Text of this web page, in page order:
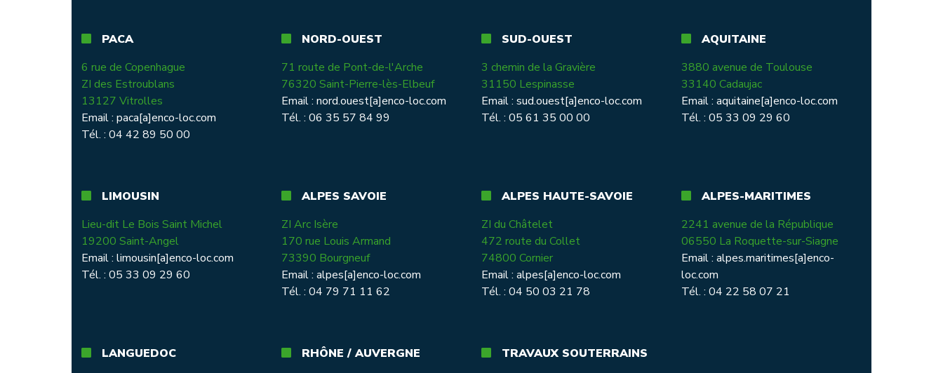
PACA
6 rue de Copenhague
ZI des Estroublans
13127 Vitrolles
Email : paca[a]enco-loc.com
Tél. : 04 42 89 50 00
NORD-OUEST
71 route de Pont-de-l'Arche
76320 Saint-Pierre-lès-Elbeuf
Email : nord.ouest[a]enco-loc.com
Tél. : 06 35 57 84 99
SUD-OUEST
3 chemin de la Gravière
31150 Lespinasse
Email : sud.ouest[a]enco-loc.com
Tél. : 05 61 35 00 00
AQUITAINE
3880 avenue de Toulouse
33140 Cadaujac
Email : aquitaine[a]enco-loc.com
Tél. : 05 33 09 29 60
LIMOUSIN
Lieu-dit Le Bois Saint Michel
19200 Saint-Angel
Email : limousin[a]enco-loc.com
Tél. : 05 33 09 29 60
ALPES SAVOIE
ZI Arc Isère
170 rue Louis Armand
73390 Bourgneuf
Email : alpes[a]enco-loc.com
Tél. : 04 79 71 11 62
ALPES HAUTE-SAVOIE
ZI du Châtelet
472 route du Collet
74800 Cornier
Email : alpes[a]enco-loc.com
Tél. : 04 50 03 21 78
ALPES-MARITIMES
2241 avenue de la République
06550 La Roquette-sur-Siagne
Email : alpes.maritimes[a]enco-
loc.com
Tél. : 04 22 58 07 21
LANGUEDOC
RHÔNE / AUVERGNE
TRAVAUX SOUTERRAINS